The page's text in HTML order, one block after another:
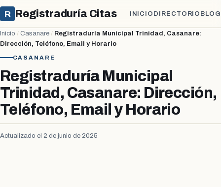
R Registraduría Citas INICIO DIRECTORIO BLOG
Inicio / Casanare / Registraduría Municipal Trinidad, Casanare:
Dirección, Teléfono, Email y Horario
CASANARE
Registraduría Municipal
Trinidad, Casanare: Dirección,
Teléfono, Email y Horario
Actualizado el 2 de junio de 2025